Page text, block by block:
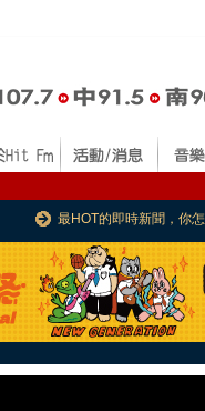
最HOT的即時新聞，你